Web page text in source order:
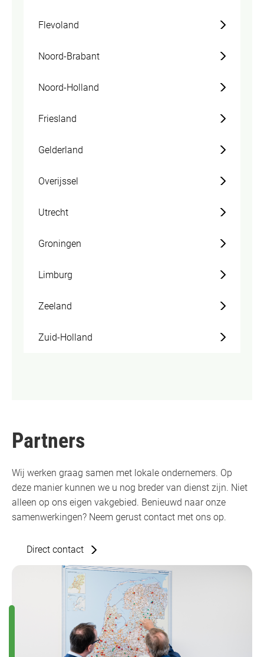
Flevoland
Noord-Brabant
Noord-Holland
Friesland
Gelderland
Overijssel
Utrecht
Groningen
Limburg
Zeeland
Zuid-Holland
Partners
Wij werken graag samen met lokale ondernemers. Op
deze manier kunnen we u nog breder van dienst zijn. Niet
alleen op ons eigen vakgebied. Benieuwd naar onze
samenwerkingen? Neem gerust contact met ons op.
Direct contact